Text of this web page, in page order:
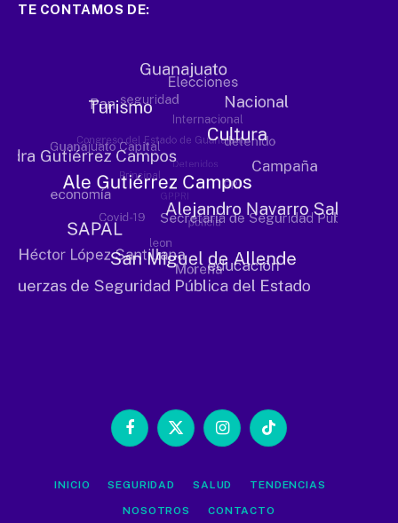
TE CONTAMOS DE:
Facebook
X
InstagramTikTok
INICIO SEGURIDAD SALUD TENDENCIAS
NOSOTROS CONTACTO